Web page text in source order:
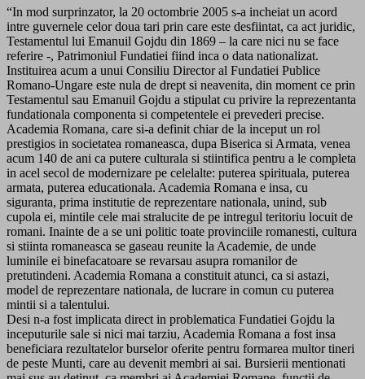
“In mod surprinzator, la 20 octombrie 2005 s-a incheiat un acord
intre guvernele celor doua tari prin care este desfiintat, ca act juridic,
Testamentul lui Emanuil Gojdu din 1869 – la care nici nu se face
referire -, Patrimoniul Fundatiei fiind inca o data nationalizat.
Instituirea acum a unui Consiliu Director al Fundatiei Publice
Romano-Ungare este nula de drept si neavenita, din moment ce prin
Testamentul sau Emanuil Gojdu a stipulat cu privire la reprezentanta
fundationala componenta si competentele ei prevederi precise.
Academia Romana, care si-a definit chiar de la inceput un rol
prestigios in societatea romaneasca, dupa Biserica si Armata, venea
acum 140 de ani ca putere culturala si stiintifica pentru a le completa
in acel secol de modernizare pe celelalte: puterea spirituala, puterea
armata, puterea educationala. Academia Romana e insa, cu
siguranta, prima institutie de reprezentare nationala, unind, sub
cupola ei, mintile cele mai stralucite de pe intregul teritoriu locuit de
romani. Inainte de a se uni politic toate provinciile romanesti, cultura
si stiinta romaneasca se gaseau reunite la Academie, de unde
luminile ei binefacatoare se revarsau asupra romanilor de
pretutindeni. Academia Romana a constituit atunci, ca si astazi,
model de reprezentare nationala, de lucrare in comun cu puterea
mintii si a talentului.
Desi n-a fost implicata direct in problematica Fundatiei Gojdu la
inceputurile sale si nici mai tarziu, Academia Romana a fost insa
beneficiara rezultatelor burselor oferite pentru formarea multor tineri
de peste Munti, care au devenit membri ai sai. Bursierii mentionati